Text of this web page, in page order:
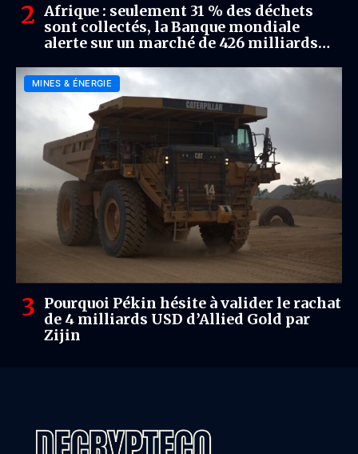
Afrique : seulement 31 % des déchets
sont collectés, la Banque mondiale
alerte sur un marché de 426 milliards
MINES & ÉNERGIE
Pourquoi Pékin hésite à valider le rachat
de 4 milliards USD d’Allied Gold par
Zijin